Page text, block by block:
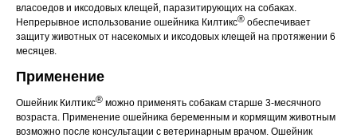
власоедов и иксодовых клещей, паразитирующих на собаках.
Непрерывное использование ошейника Килтикс® обеспечивает
защиту животных от насекомых и иксодовых клещей на протяжении 6
месяцев.
Применение
Ошейник Килтикс® можно применять собакам старше 3-месячного
возраста. Применение ошейника беременным и кормящим животным
возможно после консультации с ветеринарным врачом. Ошейник